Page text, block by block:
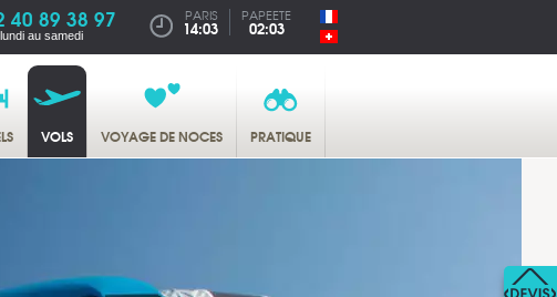
40 89 38 97
au samedi
PARIS
14:03
PAPEETE
02:03
VOLS VOYAGE DE NOCES PRATIQUE